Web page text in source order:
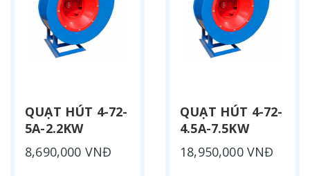
QUẠT HÚT 4-72-
5A-2.2KW
8,690,000 VNĐ
QUẠT HÚT 4-72-
4.5A-7.5KW
18,950,000 VNĐ